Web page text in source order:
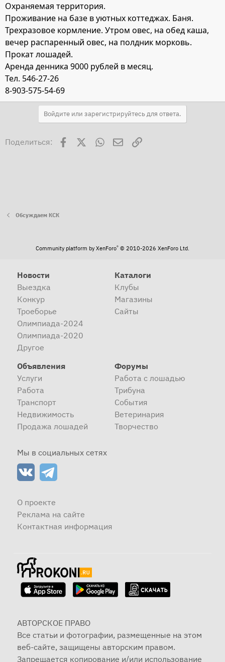
Охраняемая территория.
Проживание на базе в уютных коттеджах. Баня.
Трехразовое кормление. Утром овес, на обед каша,
вечер распаренный овес, на полдник морковь.
Прокат лошадей.
Аренда денника 9000 рублей в месяц.
Тел. 546-27-26
8-903-575-54-69
Войдите или зарегистрируйтесь для ответа.
Поделиться: Facebook WhatsAppЭлектронная почта
Ссылка
Обсуждаем КСК
Community platform by XenForo® © 2010-2026 XenForo Ltd.
Новости
Выездка
Конкур
Троеборье
Олимпиада-2024
Олимпиада-2020
Другое
Каталоги
Клубы
Магазины
Сайты
Объявления
Услуги
Работа
Транспорт
Недвижимость
Продажа лошадей
Форумы
Работа с лошадью
Трибуна
События
Ветеринария
Творчество
Мы в социальных сетях
О проекте
Реклама на сайте
Контактная информация
АВТОРСКОЕ ПРАВО
Все статьи и фотографии, размещенные на этом
веб-сайте, защищены авторским правом.
Запрещается копирование и/или использование